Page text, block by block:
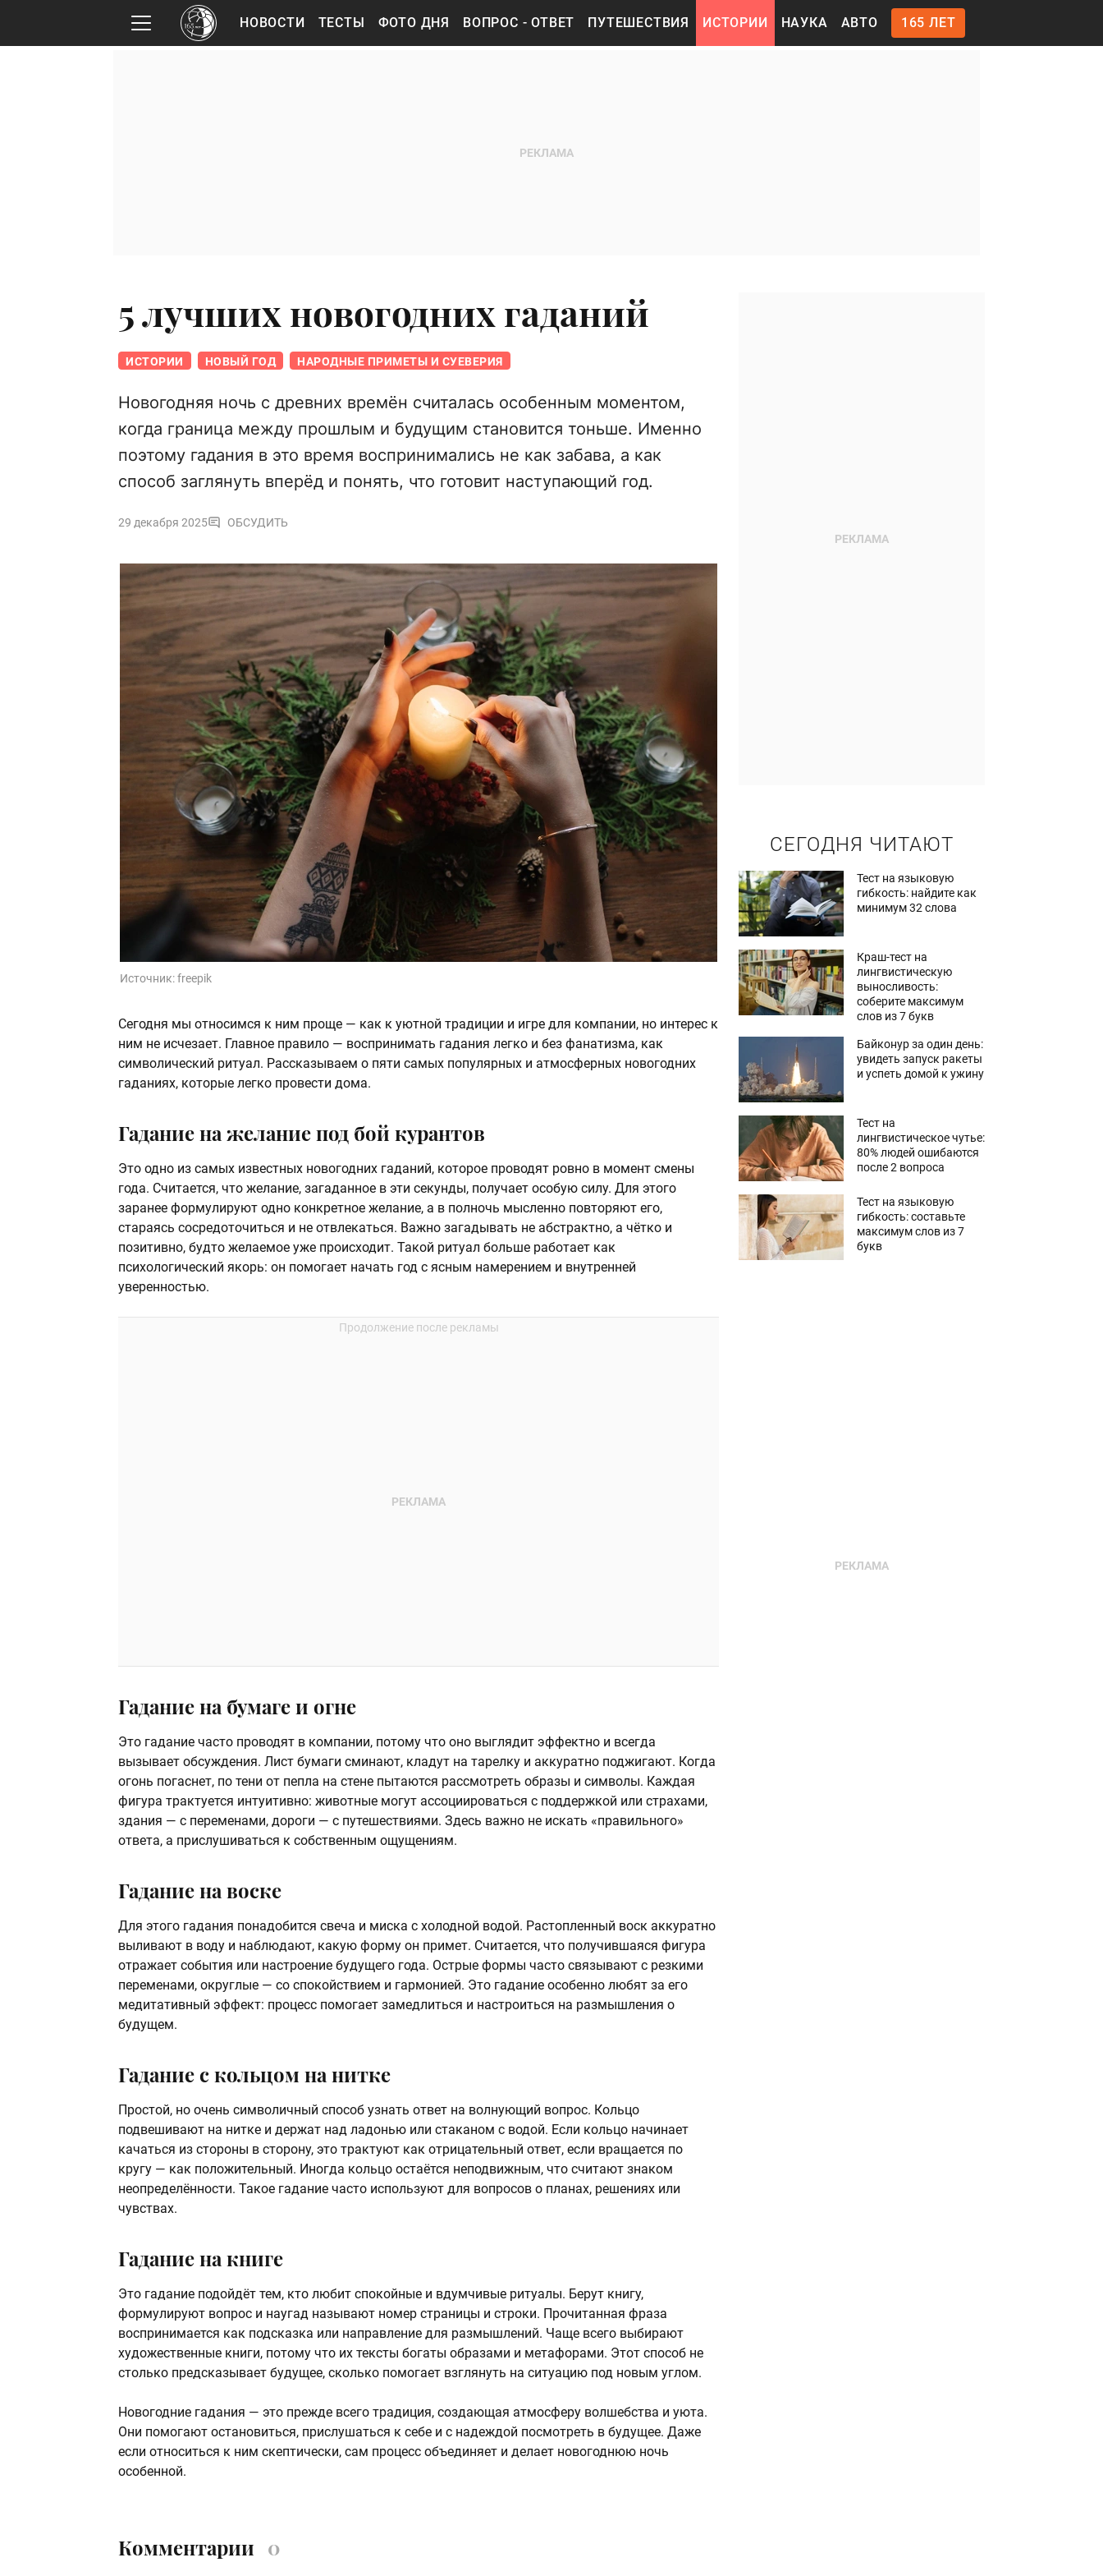
НОВОСТИ ТЕСТЫ ФОТО ДНЯ ВОПРОС - ОТВЕТ ПУТЕШЕСТВИЯ ИСТОРИИ НАУКА АВТО 165 ЛЕТ
5 лучших новогодних гаданий
ИСТОРИИ НОВЫЙ ГОД НАРОДНЫЕ ПРИМЕТЫ И СУЕВЕРИЯ
Новогодняя ночь с древних времён считалась особенным моментом,
когда граница между прошлым и будущим становится тоньше. Именно
поэтому гадания в это время воспринимались не как забава, а как
способ заглянуть вперёд и понять, что готовит наступающий год.
29 декабря 2025 ОБСУДИТЬ
Источник:freepik
Сегодня мы относимся к ним проще — как к уютной традиции и игре для компании, но интерес к
ним не исчезает. Главное правило — воспринимать гадания легко и без фанатизма, как
символический ритуал. Рассказываем о пяти самых популярных и атмосферных новогодних
гаданиях, которые легко провести дома.
Гадание на желание под бой курантов
Это одно из самых известных новогодних гаданий, которое проводят ровно в момент смены
года. Считается, что желание, загаданное в эти секунды, получает особую силу. Для этого
заранее формулируют одно конкретное желание, а в полночь мысленно повторяют его,
стараясь сосредоточиться и не отвлекаться. Важно загадывать не абстрактно, а чётко и
позитивно, будто желаемое уже происходит. Такой ритуал больше работает как
психологический якорь: он помогает начать год с ясным намерением и внутренней
уверенностью.
Гадание на бумаге и огне
Это гадание часто проводят в компании, потому что оно выглядит эффектно и всегда
вызывает обсуждения. Лист бумаги сминают, кладут на тарелку и аккуратно поджигают. Когда
огонь погаснет, по тени от пепла на стене пытаются рассмотреть образы и символы. Каждая
фигура трактуется интуитивно: животные могут ассоциироваться с поддержкой или страхами,
здания — с переменами, дороги — с путешествиями. Здесь важно не искать «правильного»
ответа, а прислушиваться к собственным ощущениям.
Гадание на воске
Для этого гадания понадобится свеча и миска с холодной водой. Растопленный воск аккуратно
выливают в воду и наблюдают, какую форму он примет. Считается, что получившаяся фигура
отражает события или настроение будущего года. Острые формы часто связывают с резкими
переменами, округлые — со спокойствием и гармонией. Это гадание особенно любят за его
медитативный эффект: процесс помогает замедлиться и настроиться на размышления о
будущем.
Гадание с кольцом на нитке
Простой, но очень символичный способ узнать ответ на волнующий вопрос. Кольцо
подвешивают на нитке и держат над ладонью или стаканом с водой. Если кольцо начинает
качаться из стороны в сторону, это трактуют как отрицательный ответ, если вращается по
кругу — как положительный. Иногда кольцо остаётся неподвижным, что считают знаком
неопределённости. Такое гадание часто используют для вопросов о планах, решениях или
чувствах.
Гадание на книге
Это гадание подойдёт тем, кто любит спокойные и вдумчивые ритуалы. Берут книгу,
формулируют вопрос и наугад называют номер страницы и строки. Прочитанная фраза
воспринимается как подсказка или направление для размышлений. Чаще всего выбирают
художественные книги, потому что их тексты богаты образами и метафорами. Этот способ не
столько предсказывает будущее, сколько помогает взглянуть на ситуацию под новым углом.
Новогодние гадания — это прежде всего традиция, создающая атмосферу волшебства и уюта.
Они помогают остановиться, прислушаться к себе и с надеждой посмотреть в будущее. Даже
если относиться к ним скептически, сам процесс объединяет и делает новогоднюю ночь
особенной.
СЕГОДНЯ ЧИТАЮТ
Тест на языковую
гибкость: найдите как
минимум 32 слова
Краш-тест на
лингвистическую
выносливость:
соберите максимум
слов из 7 букв
Байконур за один день:
увидеть запуск ракеты
и успеть домой к ужину
Тест на
лингвистическое чутье:
80% людей ошибаются
после 2 вопроса
Тест на языковую
гибкость: составьте
максимум слов из 7
букв
Комментарии 0